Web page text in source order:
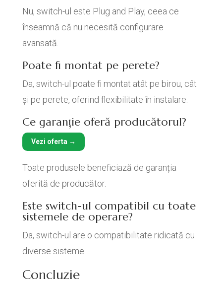
Nu, switch-ul este Plug and Play, ceea ce
înseamnă că nu necesită configurare
avansată.
Poate fi montat pe perete?
Da, switch-ul poate fi montat atât pe birou, cât
și pe perete, oferind flexibilitate în instalare.
Ce garanție oferă producătorul?
Vezi oferta →
Toate produsele beneficiază de garanția
oferită de producător.
Este switch-ul compatibil cu toate
sistemele de operare?
Da, switch-ul are o compatibilitate ridicată cu
diverse sisteme.
Concluzie